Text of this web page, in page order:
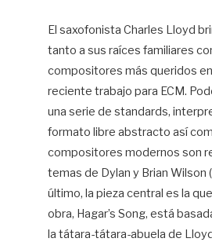
El saxofonista Charles Lloyd
tanto a sus raíces familiares
compositores más queridos
reciente trabajo para ECM.
una serie de standards,
formato libre abstracto así
compositores modernos son
temas de Dylan y Brian Wilson
último, la pieza central es la
obra, Hagar’s Song, está
la tátara-tátara-abuela de